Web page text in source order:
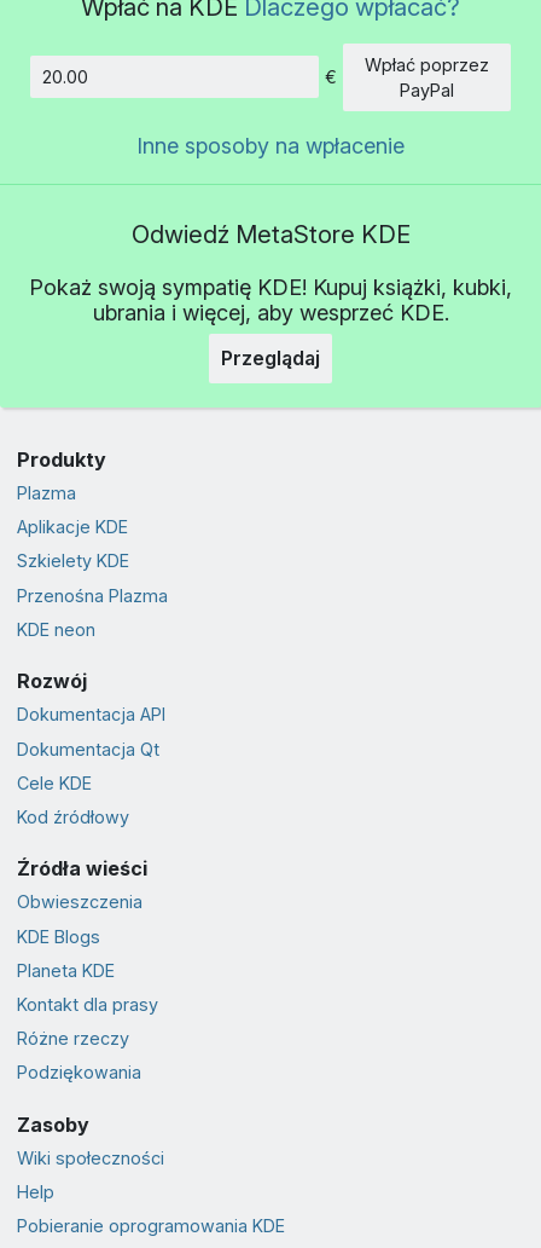
Wpłać na KDE Dlaczego wpłacać?
€
Wpłać poprzez
PayPal
Inne sposoby na wpłacenie
Odwiedź MetaStore KDE
Pokaż swoją sympatię KDE! Kupuj książki, kubki,
ubrania i więcej, aby wesprzeć KDE.
Przeglądaj
Produkty
Plazma
Aplikacje KDE
Szkielety KDE
Przenośna Plazma
KDE neon
Rozwój
Dokumentacja API
Dokumentacja Qt
Cele KDE
Kod źródłowy
Źródła wieści
Obwieszczenia
KDE Blogs
Planeta KDE
Kontakt dla prasy
Różne rzeczy
Podziękowania
Zasoby
Wiki społeczności
Help
Pobieranie oprogramowania KDE